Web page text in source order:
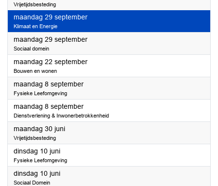
Vrijetijdsbesteding
maandag 29 september2025
Klimaat en Energie
maandag 29 september2025
Sociaal domein
maandag 22 september2025
Bouwen en wonen
maandag 8 september2025
Fysieke Leefomgeving
maandag 8 september2025
Dienstverlening & Inwonerbetrokkenheid
maandag 30 juni2025
Vrijetijdsbesteding
dinsdag 10 juni2025
Fysieke Leefomgeving
dinsdag 10 juni2025
Sociaal Domein